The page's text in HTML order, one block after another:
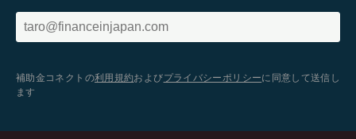
補助金コネクトの利用規約およびプライバシーポリシーに同意して送信し
ます